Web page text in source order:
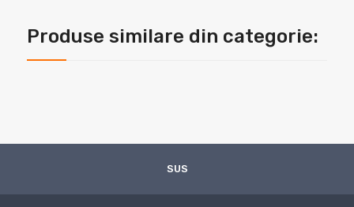
Produse similare din categorie:
SUS